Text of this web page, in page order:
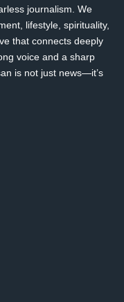
journalism. We
lifestyle, spirituality,
that connects deeply
voice and a sharp
is not just news—it’s